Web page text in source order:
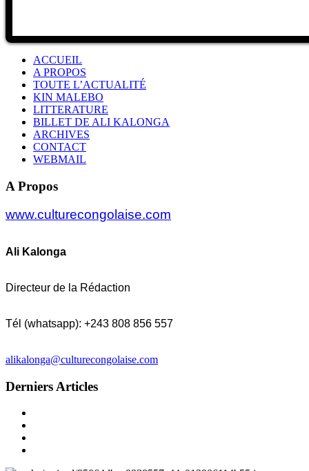
ACCUEIL
A PROPOS
TOUTE L’ACTUALITÉ
KIN MALEBO
LITTERATURE
BILLET DE ALI KALONGA
ARCHIVES
CONTACT
WEBMAIL
A Propos
www.culturecongolaise.com
Ali Kalonga
Directeur de la Rédaction
Tél (whatsapp): +243 808 856 557
alikalonga@culturecongolaise.com
Derniers Articles